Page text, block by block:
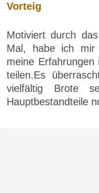
Vorteig
Motiviert durch
Mal, habe ich mir
meine
teilen.Es
vielfältig Brote
Hauptbestandteile